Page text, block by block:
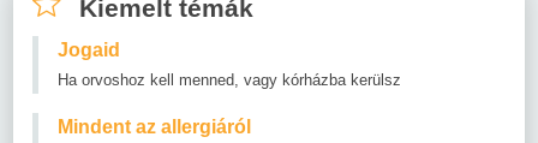
Kiemelt témák
Jogaid
Ha orvoshoz kell menned, vagy kórházba kerülsz
Mindent az allergiáról